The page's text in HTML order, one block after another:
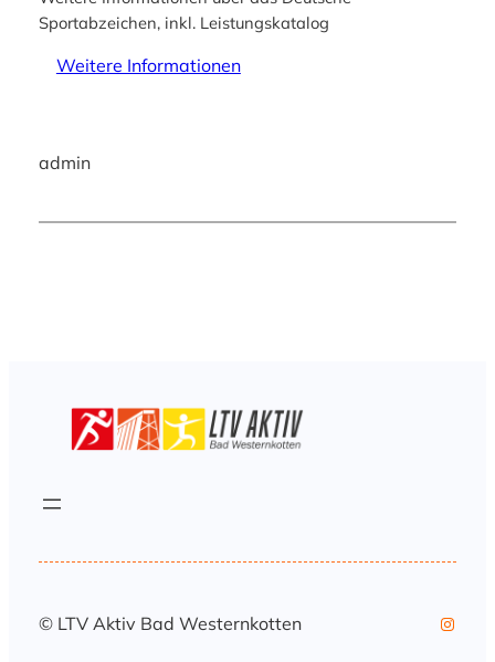
Sportabzeichen, inkl. Leistungskatalog
Weitere Informationen
admin
© LTV Aktiv Bad Westernkotten